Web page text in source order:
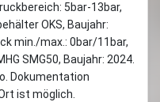
5bar-13bar,
OKS, Baujahr:
min./max.: 0bar/11bar,
SMG50, Baujahr: 2024.
Dokumentation
ist möglich.